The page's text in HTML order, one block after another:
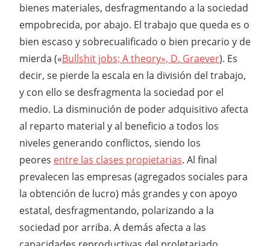
bienes materiales, desfragmentando a la sociedad
empobrecida, por abajo. El trabajo que queda es o
bien escaso y sobrecualificado o bien precario y de
mierda («Bullshit jobs; A theory», D. Graever). Es
decir, se pierde la escala en la división del trabajo,
y con ello se desfragmenta la sociedad por el
medio. La disminución de poder adquisitivo afecta
al reparto material y al beneficio a todos los
niveles generando conflictos, siendo los
peores entre las clases propietarias. Al final
prevalecen las empresas (agregados sociales para
la obtención de lucro) más grandes y con apoyo
estatal, desfragmentando, polarizando a la
sociedad por arriba. A demás afecta a las